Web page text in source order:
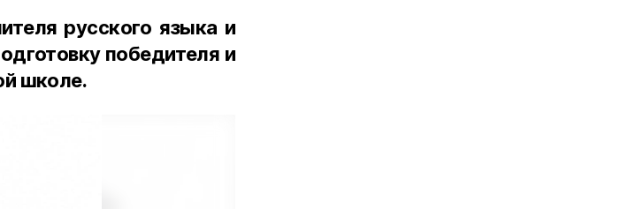
русского языка и
победителя и
школе.